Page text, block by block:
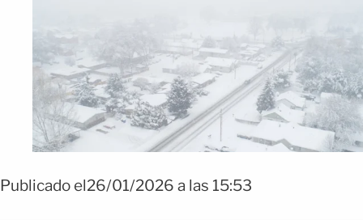
Publicado el26/01/2026 a las 15:53